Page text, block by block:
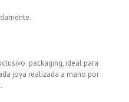
packaging, ideal para
joya realizada a mano por